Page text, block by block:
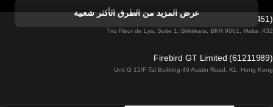
قطارات من ألبوفيرا إلى لشبونة
قطارات من لشبونة إلى لاغوس
قطارات من لشبونة إلى مدريد
عرض المزيد من الطرق الأكثر شعبية
Firebird GT Limited (OC 1451)
432, Triq Fleur de Lys, Suite 1, Birkirkara, BKR 9061, Malta
Firebird GT Limited (61211989)
Unit G 15/F Tal Building 49 Austin Road, KL, Hong Kong